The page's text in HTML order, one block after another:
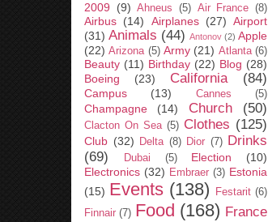
2009 (9) Ahneus (5) Air France (8)
Airbus (14) Airplanes (27) Airport
(31) Animals (44) Antonov (2) Apple
(22) Arizona (5) Army (21) Atlanta (6)
Beauty (11) Birthday (22) Blog (28)
Boeing
(23) California (84)
Campus (13) Cannes (5)
Champagne (14) Church (50)
Clacton On Sea (5) Clothes (125)
Club (32) Delta (8) Dior (7) Drinks
(69)
Dubai (5) Election
(10)
Electronics (32) Embraer (3) Estonia
(15) Events (138) Festarit (6)
Finnair (7) Food (168) France